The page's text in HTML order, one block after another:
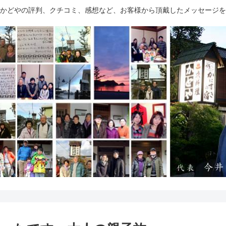
どやの評判、クチコミ、感想など、お客様から頂戴したメッセージ